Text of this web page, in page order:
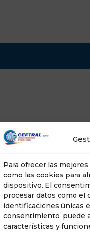
Para ofrecer las
como las cookies para
dispositivo. El
procesar datos como el
identificaciones únicas
consentimiento, puede
características y